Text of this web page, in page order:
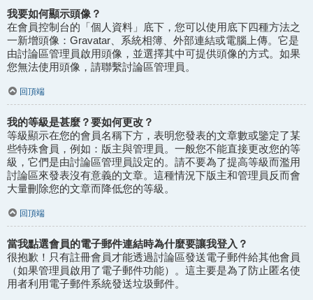
我要如何顯示頭像？
在會員控制台的「個人資料」底下，您可以使用底下四種方法之
一新增頭像：Gravatar、系統相簿、外部連結或電腦上傳。它是
由討論區管理員啟用頭像，並選擇其中可提供頭像的方式。如果
您無法使用頭像，請聯繫討論區管理員。
回頂端
我的等級是甚麼？要如何更改？
等級顯示在您的會員名稱下方，表明您發表的文章數或鑒定了某
些特殊會員，例如：版主與管理員。一般您不能直接更改您的等
級，它們是由討論區管理員設定的。請不要為了提高等級而濫用
討論區來發表沒有意義的文章。這種情況下版主和管理員反而會
大量刪除您的文章而降低您的等級。
回頂端
當我點選會員的電子郵件連結時為什麼要讓我登入？
很抱歉！只有註冊會員才能透過討論區發送電子郵件給其他會員
（如果管理員啟用了電子郵件功能）。這主要是為了防止匿名使
用者利用電子郵件系統發送垃圾郵件。